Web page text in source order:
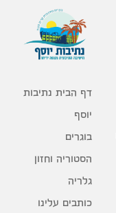
דף הבית נתיבות
יוסף
בוגרים
הסטוריה וחזון
גלריה
כותבים עלינו